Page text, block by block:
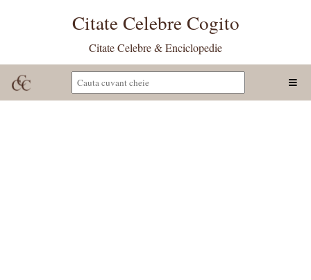
Citate Celebre Cogito
Citate Celebre & Enciclopedie